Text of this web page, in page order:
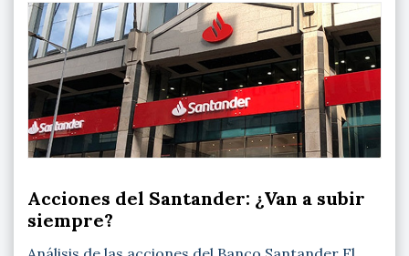
Acciones del Santander: ¿Van a subir
siempre?